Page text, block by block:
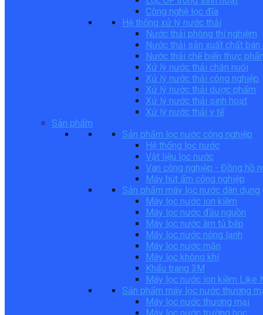
Công nghệ lọc đĩa
Hệ thống xử lý nước thải
Nước thải phòng thí nghiệm
Nước thải sản xuất chất bán
Nước thải chế biến thực
Xử lý nước thải chăn nuôi
Xử lý nước thải công nghiệp
Xử lý nước thải dược phẩm
Xử lý nước thải sinh hoạt
Xử lý nước thải y tế
Sản phẩm
Sản phẩm lọc nước công nghiệp
Hệ thống lọc nước
Vật liệu lọc nước
Van công nghiệp - Đồng hồ
Máy hút ẩm công nghiệp
Sản phẩm máy lọc nước dân dụng
Máy lọc nước ion kiềm
Máy lọc nước đầu nguồn
Máy lọc nước âm tủ bếp
Máy lọc nước nóng lạnh
Máy lọc nước mặn
Máy lọc không khí
Khẩu trang 3M
Máy lọc nước ion kiềm Like
Sản phẩm máy lọc nước thương
Máy lọc nước thương mại